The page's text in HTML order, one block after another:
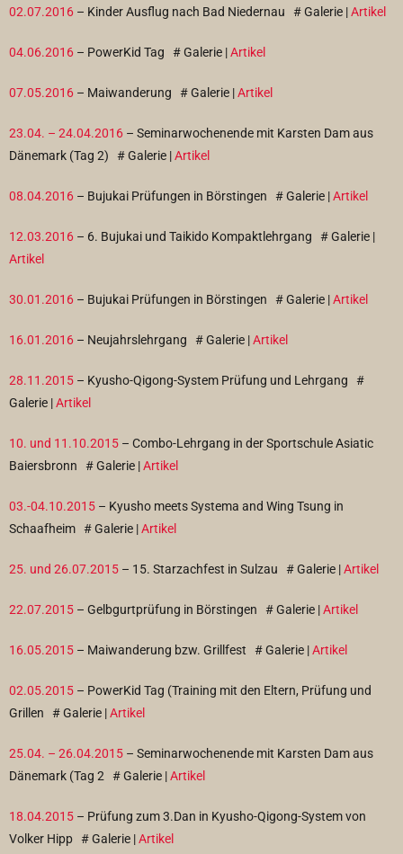
02.07.2016 – Kinder Ausflug nach Bad Niedernau # Galerie |Artikel
04.06.2016 – PowerKid Tag # Galerie |Artikel
07.05.2016 – Maiwanderung # Galerie |Artikel
23.04. – 24.04.2016 – Seminarwochenende mit Karsten Dam aus
Dänemark (Tag 2) # Galerie |Artikel
08.04.2016 – Bujukai Prüfungen in Börstingen # Galerie |Artikel
12.03.2016 – 6. Bujukai und Taikido Kompaktlehrgang # Galerie |
Artikel
30.01.2016 – Bujukai Prüfungen in Börstingen # Galerie |Artikel
16.01.2016 – Neujahrslehrgang # Galerie |Artikel
28.11.2015 – Kyusho-Qigong-System Prüfung und Lehrgang #
Galerie |Artikel
10. und 11.10.2015 – Combo-Lehrgang in der Sportschule Asiatic
Baiersbronn # Galerie |Artikel
03.-04.10.2015 – Kyusho meets Systema and Wing Tsung in
Schaafheim # Galerie |Artikel
25. und 26.07.2015 – 15. Starzachfest in Sulzau # Galerie |Artikel
22.07.2015 – Gelbgurtprüfung in Börstingen # Galerie |Artikel
16.05.2015 – Maiwanderung bzw. Grillfest # Galerie |Artikel
02.05.2015 – PowerKid Tag (Training mit den Eltern, Prüfung und
Grillen # Galerie |Artikel
25.04. – 26.04.2015 – Seminarwochenende mit Karsten Dam aus
Dänemark (Tag 2 # Galerie |Artikel
18.04.2015 – Prüfung zum 3.Dan in Kyusho-Qigong-System von
Volker Hipp # Galerie |Artikel